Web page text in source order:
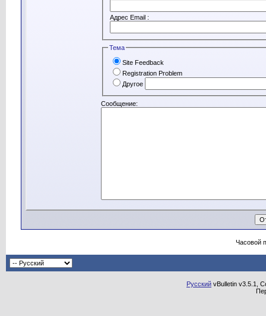
Адрес Email :
Тема
Site Feedback
Registration Problem
Другое
Сообщение:
Часовой
Русский vBulletin v3.5.1,